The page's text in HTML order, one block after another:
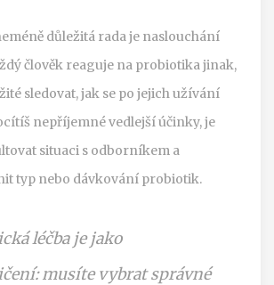
důležitá rada je naslouchání
člověk reaguje na probiotika jinak,
sledovat, jak se po jejich užívání
nepříjemné vedlejší účinky, je
situaci s odborníkem a
typ nebo dávkování probiotik.
léčba je jako
musíte vybrat správné